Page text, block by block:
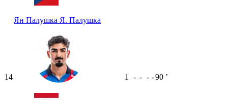
Ян Палушка Я. Палушка
14 1 - - - -90 ʼ